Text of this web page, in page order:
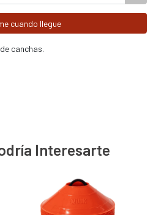
cuando llegue
canchas.
Interesarte